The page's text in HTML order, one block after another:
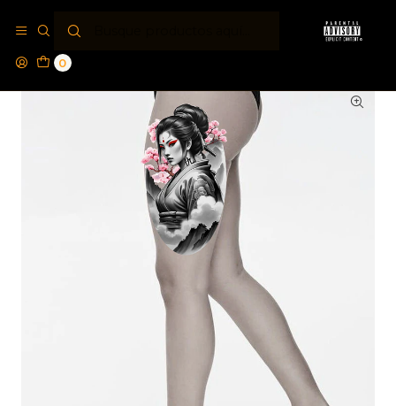
0
Tatuaje Nostramanus by Parental Advisory® Geisha